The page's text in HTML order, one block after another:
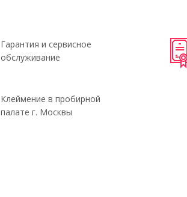
Гарантия и сервисное
обслуживание
Клеймение в пробирной
палате г. Москвы